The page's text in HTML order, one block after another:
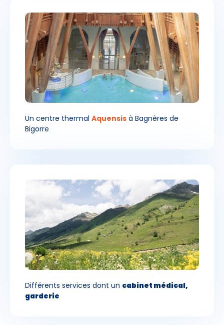
Un centre thermal Aquensis à Bagnères de
Bigorre
Différents services dont un cabinet médical,
garderie